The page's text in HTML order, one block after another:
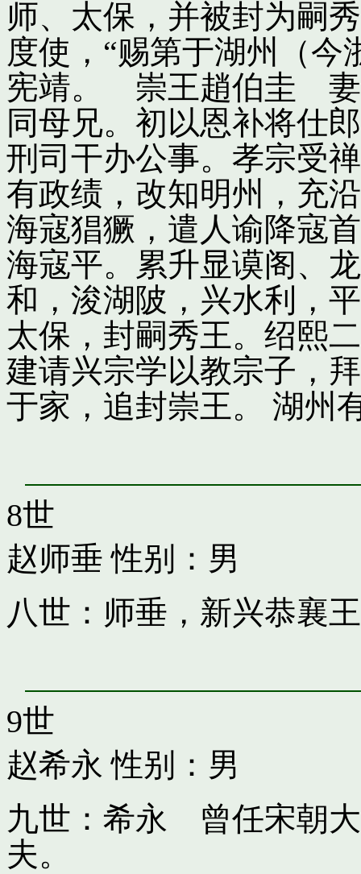
师、太保，并被封为嗣
度使，“赐第于湖州（今
宪靖。 崇王趙伯圭 妻
同母兄。初以恩补将仕
刑司干办公事。孝宗受
有政绩，改知明州，充
海寇猖獗，遣人谕降寇
海寇平。累升显谟阁、
和，浚湖陂，兴水利，
太保，封嗣秀王。绍熙
建请兴宗学以教宗子，
于家，追封崇王。 湖州
8世
赵师垂 性别：男
八世：师垂，新兴恭襄王
9世
赵希永 性别：男
九世：希永 曾任宋朝
夫。